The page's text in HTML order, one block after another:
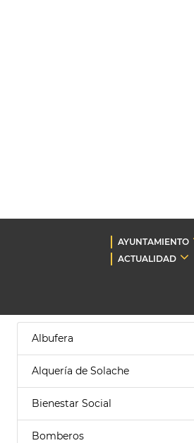
AYUNTAMIENTO
ACTUALIDAD
Albufera
Alquería de Solache
Bienestar Social
Bomberos